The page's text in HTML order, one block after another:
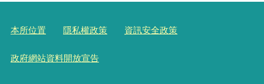
本所位置 隱私權政策 資訊安全政策
政府網站資料開放宣告